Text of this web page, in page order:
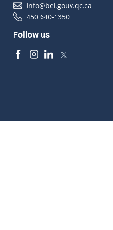
info@bei.gouv.qc.ca
450 640-1350
Follow us